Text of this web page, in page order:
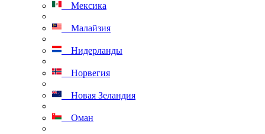
Мексика
Малайзия
Нидерланды
Норвегия
Новая Зеландия
Оман